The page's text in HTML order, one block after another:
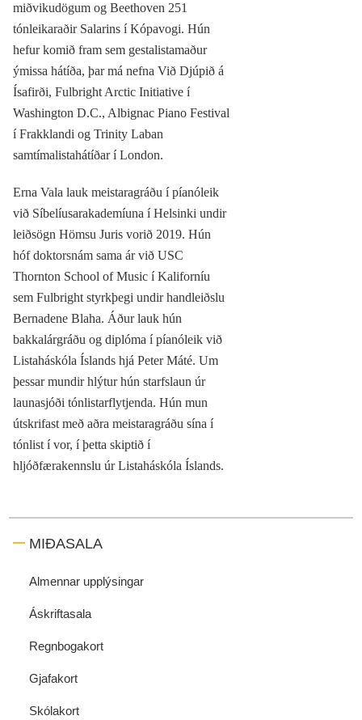
miðvikudögum og Beethoven 251
tónleikaraðir Salarins í Kópavogi. Hún
hefur komið fram sem gestalistamaður
ýmissa hátíða, þar má nefna Við Djúpið á
Ísafirði, Fulbright Arctic Initiative í
Washington D.C., Albignac Piano Festival
í Frakklandi og Trinity Laban
samtímalistahátíðar í London.
Erna Vala lauk meistaragráðu í píanóleik
við Síbelíusarakademíuna í Helsinki undir
leiðsögn Hömsu Juris vorið 2019. Hún
hóf doktorsnám sama ár við USC
Thornton School of Music í Kaliforníu
sem Fulbright styrkþegi undir handleiðslu
Bernadene Blaha. Áður lauk hún
bakkalárgráðu og diplóma í píanóleik við
Listaháskóla Íslands hjá Peter Máté. Um
þessar mundir hlýtur hún starfslaun úr
launasjóði tónlistarflytjenda. Hún mun
útskrifast með aðra meistaragráðu sína í
tónlist í vor, í þetta skiptið í
hljóðfærakennslu úr Listaháskóla Íslands.
MIÐASALA
Almennar upplýsingar
Áskriftasala
Regnbogakort
Gjafakort
Skólakort